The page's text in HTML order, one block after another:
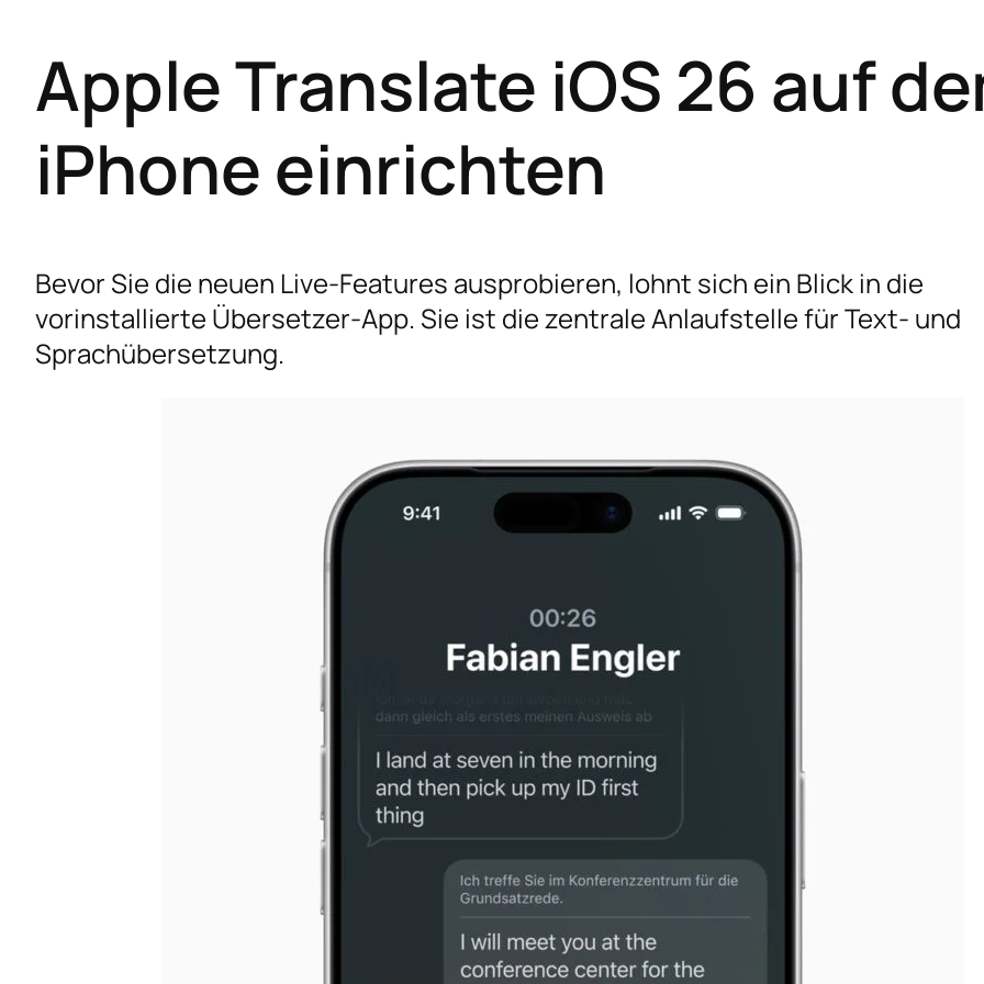
Apple Translate iOS 26 auf
iPhone einrichten
Bevor Sie die neuen Live-Features ausprobieren, lohnt sich ein Blick in die
vorinstallierte Übersetzer-App. Sie ist die zentrale Anlaufstelle für Text- und
Sprachübersetzung.